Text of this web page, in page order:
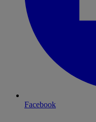
Facebook